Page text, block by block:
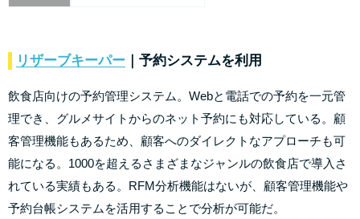
リザーブキーパー ｜予約システムを利用
飲食店向けの予約管理システム。Webと電話での予約を一元管
理でき、グルメサイトからのネット予約にも対応している。顧
客管理機能もあるため、顧客へのダイレクトなアプローチも可
能になる。1000を超えるさまざまなジャンルの飲食店で導入さ
れている実績もある。RFM分析機能はないが、顧客管理機能や
予約台帳システムを活用することで分析が可能だ。